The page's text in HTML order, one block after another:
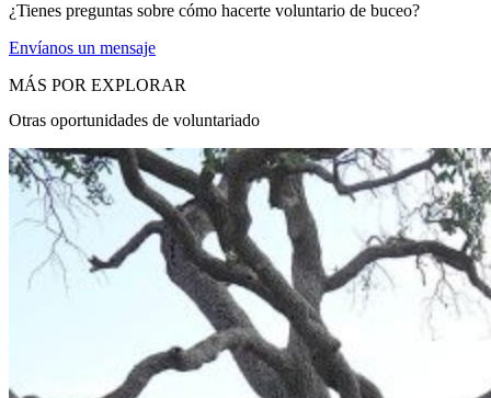
¿Tienes preguntas sobre cómo hacerte voluntario de buceo?
Envíanos un mensaje
MÁS POR EXPLORAR
Otras oportunidades de voluntariado